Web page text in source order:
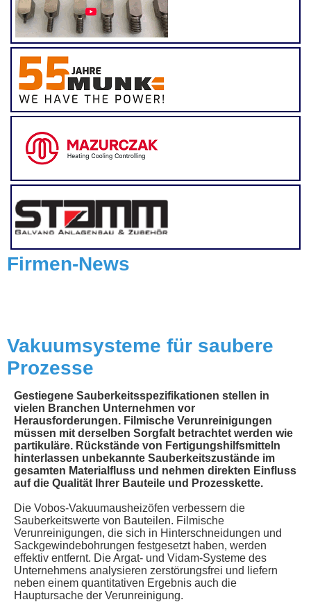
Firmen-News
Vakuumsysteme für saubere
Prozesse
Gestiegene Sauberkeitsspezifikationen stellen in
vielen Branchen Unternehmen vor
Herausforderungen. Filmische Verunreinigungen
müssen mit derselben Sorgfalt betrachtet werden wie
partikuläre. Rückstände von Fertigungshilfsmitteln
hinterlassen unbekannte Sauberkeitszustände im
gesamten Materialfluss und nehmen direkten Einfluss
auf die Qualität Ihrer Bauteile und Prozesskette.
Die Vobos-Vakuumausheizöfen verbessern die
Sauberkeitswerte von Bauteilen. Filmische
Verunreinigungen, die sich in Hinterschneidungen und
Sackgewindebohrungen festgesetzt haben, werden
effektiv entfernt. Die Argat- und Vidam-Systeme des
Unternehmens analysieren zerstörungsfrei und liefern
neben einem quantitativen Ergebnis auch die
Hauptursache der Verunreinigung.